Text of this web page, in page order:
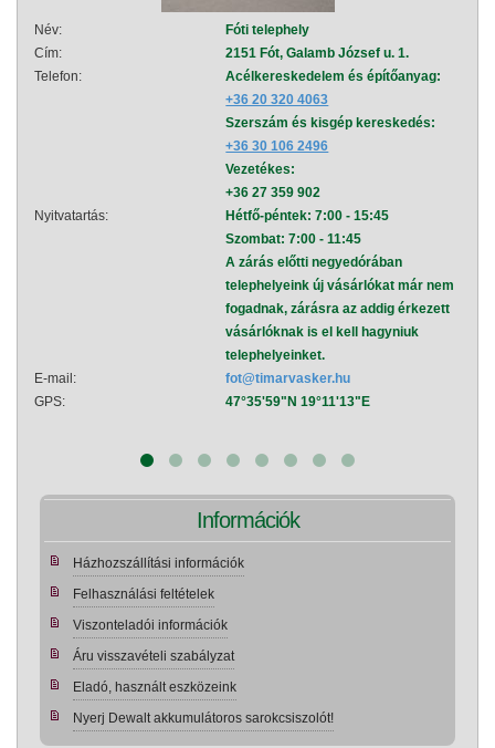
Név:
Fóti telephely
Cím:
2151 Fót, Galamb József u. 1.
Telefon:
Acélkereskedelem és építőanyag:
+36 20 320 4063
Szerszám és kisgép kereskedés:
+36 30 106 2496
Vezetékes:
+36 27 359 902
Nyitvatartás:
Hétfő-péntek: 7:00 - 15:45
Szombat: 7:00 - 11:45
A zárás előtti negyedórában
telephelyeink új vásárlókat már nem
fogadnak, zárásra az addig érkezett
vásárlóknak is el kell hagyniuk
telephelyeinket.
E-mail:
fot@timarvasker.hu
GPS:
47°35'59"N 19°11'13"E
Információk
Házhozszállítási információk
Felhasználási feltételek
Viszonteladói információk
Áru visszavételi szabályzat
Eladó, használt eszközeink
Nyerj Dewalt akkumulátoros sarokcsiszolót!